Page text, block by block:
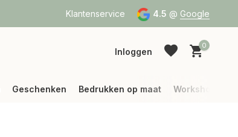
Vanaf 75 € betalen wij jouw verzending
Klantenservice 4.5 @ Google
Inloggen
0
Geschenken Bedrukken op maat Workshops